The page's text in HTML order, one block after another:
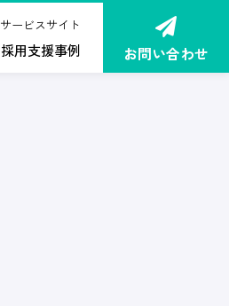
サービスサイト
採用支援事例 お問い合わせ